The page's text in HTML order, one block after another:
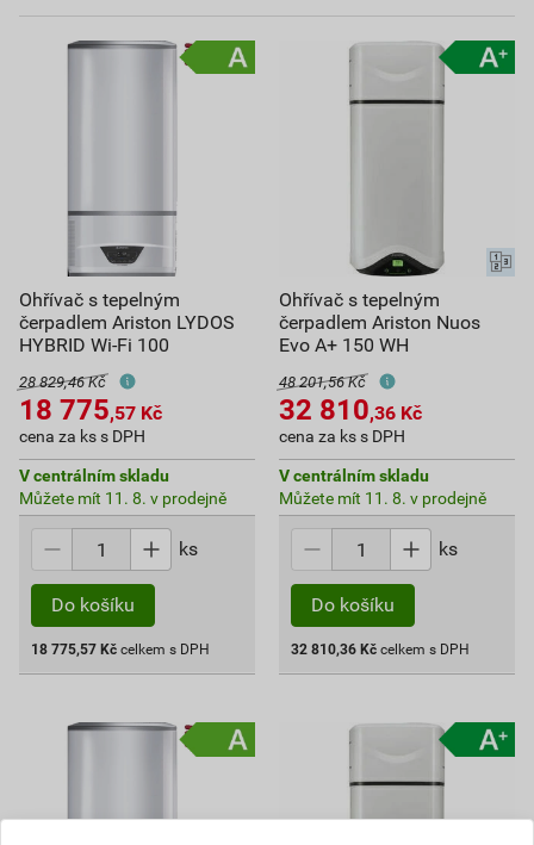
Ohřívač s tepelným
čerpadlem Ariston LYDOS
HYBRID Wi-Fi 100
28 829,46 Kč
18 775,57 Kč
cena za ks s DPH
V centrálním skladu
Můžete mít 11. 8. v prodejně
ks
Do košíku
18 775,57 Kč celkem s DPH
Ohřívač s tepelným
čerpadlem Ariston Nuos
Evo A+ 150 WH
48 201,56 Kč
32 810,36 Kč
cena za ks s DPH
V centrálním skladu
Můžete mít 11. 8. v prodejně
ks
Do košíku
32 810,36 Kč celkem s DPH